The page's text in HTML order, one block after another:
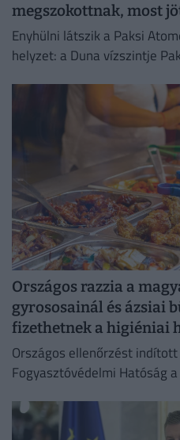
megszokottnak, most
Enyhülni látszik a Paksi
helyzet: a Duna vízszintje
Országos razzia a
gyrososainál és ázsiai
fizethetnek a higiéniai
Országos ellenőrzést
Fogyasztóvédelmi Hatóság